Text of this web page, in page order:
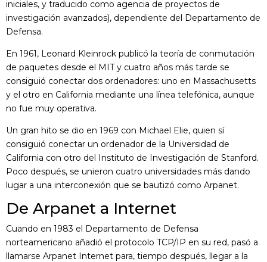
iniciales, y traducido como agencia de proyectos de
investigación avanzados), dependiente del Departamento de
Defensa.
En 1961, Leonard Kleinrock publicó la teoría de conmutación
de paquetes desde el MIT y cuatro años más tarde se
consiguió conectar dos ordenadores: uno en Massachusetts
y el otro en California mediante una línea telefónica, aunque
no fue muy operativa.
Un gran hito se dio en 1969 con Michael Elie, quien sí
consiguió conectar un ordenador de la Universidad de
California con otro del Instituto de Investigación de Stanford.
Poco después, se unieron cuatro universidades más dando
lugar a una interconexión que se bautizó como Arpanet.
De Arpanet a Internet
Cuando en 1983 el Departamento de Defensa
norteamericano añadió el protocolo TCP/IP en su red, pasó a
llamarse Arpanet Internet para, tiempo después, llegar a la